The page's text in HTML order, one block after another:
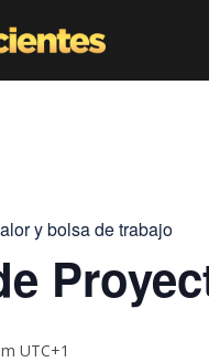
y bolsa de trabajo
UTC+1